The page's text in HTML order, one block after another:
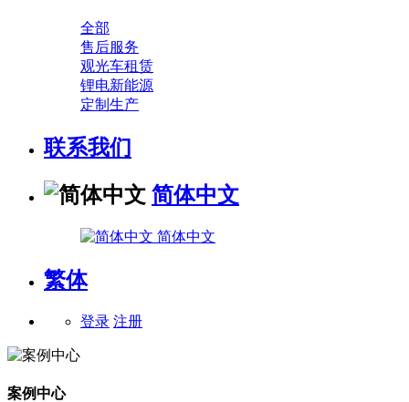
全部
售后服务
观光车租赁
锂电新能源
定制生产
联系我们
简体中文
简体中文
繁体
登录 注册
案例中心